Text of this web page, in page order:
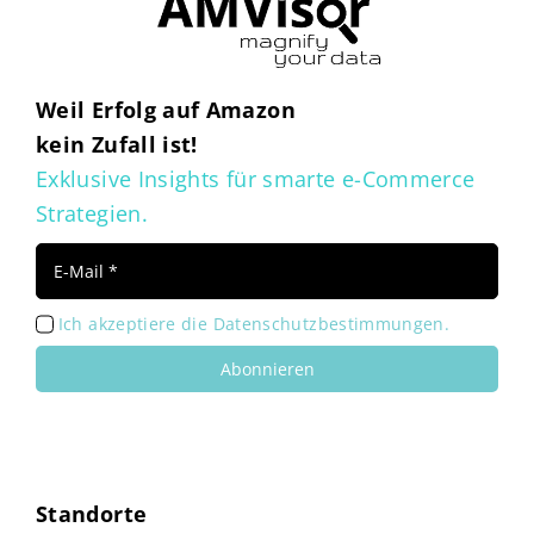
Weil Erfolg auf Amazon
kein Zufall ist!
Exklusive Insights für smarte e-Commerce
Strategien.
Ich akzeptiere die Datenschutzbestimmungen.
Abonnieren
Standorte